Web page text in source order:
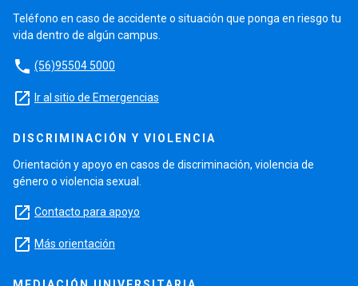
Teléfono en caso de accidente o situación que ponga en riesgo tu
vida dentro de algún campus.
phone (56)95504 5000
launch Ir al sitio de Emergencias
DISCRIMINACIÓN Y VIOLENCIA
Orientación y apoyo en casos de discriminación, violencia de
género o violencia sexual.
launch Contacto para apoyo
launch Más orientación